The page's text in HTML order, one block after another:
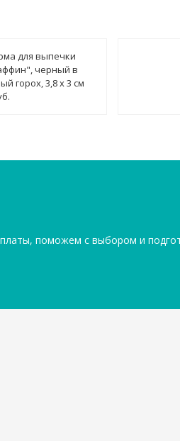
для выпечки
черный в
горох, 3,8 х 3 см
поможем с выбором и